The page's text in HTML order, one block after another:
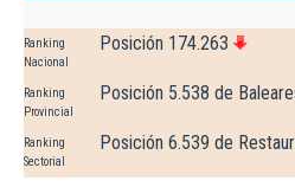
Ranking
Nacional
Posición 174.263
Ranking
Provincial
Posición 5.538 de
Ranking
Sectorial
Posición 6.539 de